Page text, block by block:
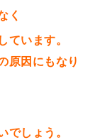
く
ています。
原因にもなり
でしょう。